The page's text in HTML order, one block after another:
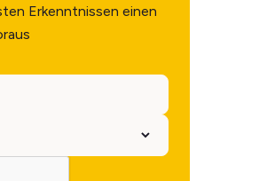
Erkenntnissen einen